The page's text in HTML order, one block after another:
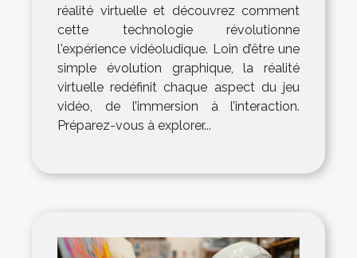
réalité virtuelle et découvrez comment
cette technologie révolutionne
l'expérience vidéoludique. Loin d’être une
simple évolution graphique, la réalité
virtuelle redéfinit chaque aspect du jeu
vidéo, de l’immersion à l’interaction.
Préparez-vous à explorer...